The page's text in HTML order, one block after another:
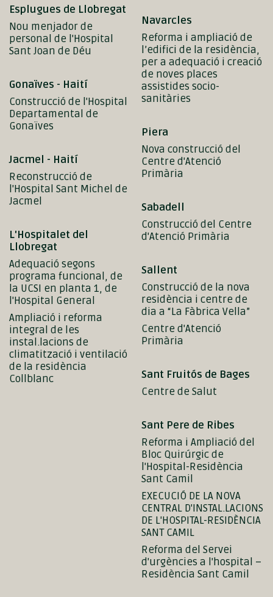
Esplugues de Llobregat
Nou menjador de
personal de l'Hospital
Sant Joan de Déu
Gonaïves - Haití
Construcció de l'Hospital
Departamental de
Gonaïves
Jacmel - Haití
Reconstrucció de
l'Hospital Sant Michel de
Jacmel
L'Hospitalet del
Llobregat
Adequació segons
programa funcional, de
la UCSI en planta 1, de
l'Hospital General
Ampliació i reforma
integral de les
instal.lacions de
climatització i ventilació
de la residència
Collblanc
Navarcles
Reforma i ampliació de
l’edifici de la residència,
per a adequació i creació
de noves places
assistides socio-
sanitàries
Piera
Nova construcció del
Centre d'Atenció
Primària
Sabadell
Construcció del Centre
d'Atenció Primària
Sallent
Construcció de la nova
residència i centre de
dia a “La Fàbrica Vella”
Centre d'Atenció
Primària
Sant Fruitós de Bages
Centre de Salut
Sant Pere de Ribes
Reforma i Ampliació del
Bloc Quirúrgic de
l'Hospital-Residència
Sant Camil
EXECUCIÓ DE LA NOVA
CENTRAL D'INSTAL.LACIONS
DE L'HOSPITAL-RESIDÈNCIA
SANT CAMIL
Reforma del Servei
d'urgències a l'hospital –
Residència Sant Camil